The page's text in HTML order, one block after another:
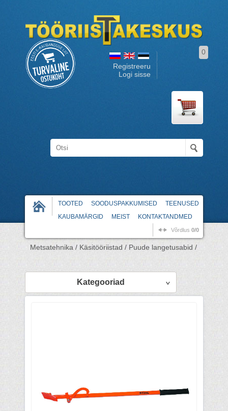
Registreeru
Logi sisse
0
TOOTED SOODUSPAKKUMISED
TEENUSED
KAUBAMÄRGID
MEIST KONTAKTANDMED
Võrdlus 0/0
Metsatehnika / Käsitööriistad / Puude langetusabid /
Kategooriad